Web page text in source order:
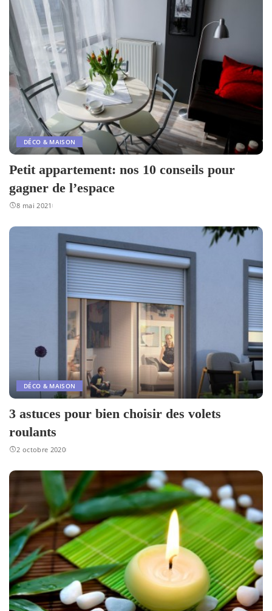
DÉCO & MAISON
Petit appartement: nos 10 conseils pour
gagner de l’espace
8 mai 2021
DÉCO & MAISON
3 astuces pour bien choisir des volets
roulants
2 octobre 2020